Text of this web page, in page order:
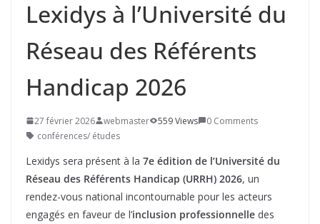
Lexidys à l’Université du
Réseau des Référents
Handicap 2026
27 février 2026 webmaster 559 Views
0 Comments
conférences/ études
Lexidys sera présent à la 7e édition de l’Université du
Réseau des Référents Handicap (URRH) 2026, un
rendez-vous national incontournable pour les acteurs
engagés en faveur de l’inclusion professionnelle des